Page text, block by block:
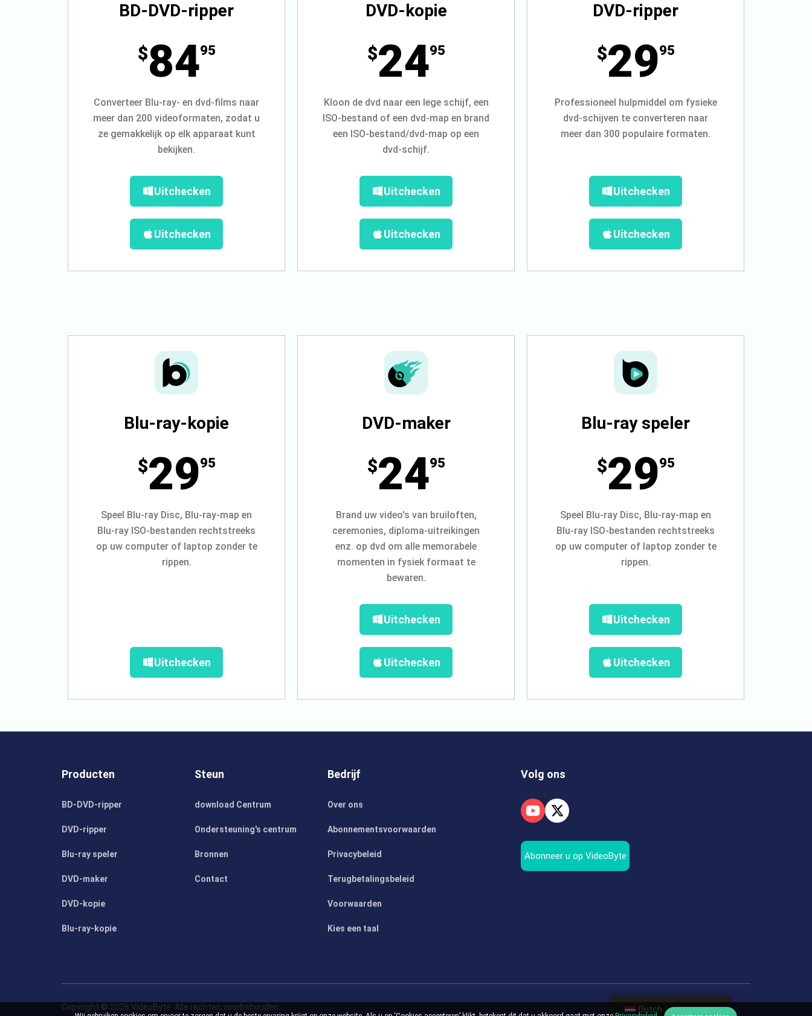
BD-DVD-ripper
$8495
Converteer Blu-ray- en dvd-films naar
meer dan 200 videoformaten, zodat u
ze gemakkelijk op elk apparaat kunt
bekijken.
Uitchecken
Uitchecken
DVD-kopie
$2495
Kloon de dvd naar een lege schijf, een
ISO-bestand of een dvd-map en brand
een ISO-bestand/dvd-map op een
dvd-schijf.
Uitchecken
Uitchecken
DVD-ripper
$2995
Professioneel hulpmiddel om fysieke
dvd-schijven te converteren naar
meer dan 300 populaire formaten.
Uitchecken
Uitchecken
Blu-ray-kopie
$2995
Speel Blu-ray Disc, Blu-ray-map en
Blu-ray ISO-bestanden rechtstreeks
op uw computer of laptop zonder te
rippen.
Uitchecken
DVD-maker
$2495
Brand uw video's van bruiloften,
ceremonies, diploma-uitreikingen
enz. op dvd om alle memorabele
momenten in fysiek formaat te
bewaren.
Uitchecken
Uitchecken
Blu-ray speler
$2995
Speel Blu-ray Disc, Blu-ray-map en
Blu-ray ISO-bestanden rechtstreeks
op uw computer of laptop zonder te
rippen.
Uitchecken
Uitchecken
Producten
BD-DVD-ripper
DVD-ripper
Blu-ray speler
DVD-maker
DVD-kopie
Blu-ray-kopie
Steun
download Centrum
Ondersteuning's centrum
Bronnen
Contact
Bedrijf
Over ons
Abonnementsvoorwaarden
Privacybeleid
Terugbetalingsbeleid
Voorwaarden
Kies een taal
Volg ons
Abonneer u op VideoByte
Copyright © 2026 VideoByte. Alle rechten voorbehouden. Dutch